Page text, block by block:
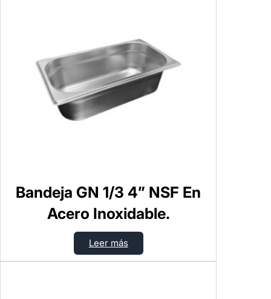
Bandeja GN 1/3 4” NSF En
Acero Inoxidable.
Leer más